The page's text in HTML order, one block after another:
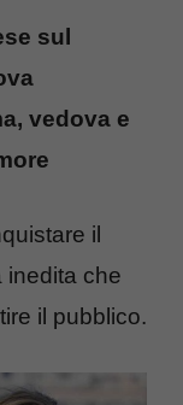
sul
vedova e
il
inedita che
il pubblico.